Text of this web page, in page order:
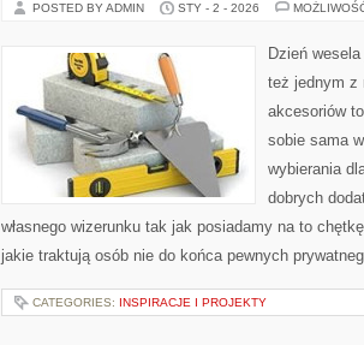
POSTED BY ADMIN STY - 2 - 2026
Dzień
też jednym z
akcesoriów
sobie sama
wybierania
dobrych
własnego wizerunku tak jak posiadamy na to
jakie traktują osób nie do końca pewnych
CATEGORIES: INSPIRACJE I PROJEKTY